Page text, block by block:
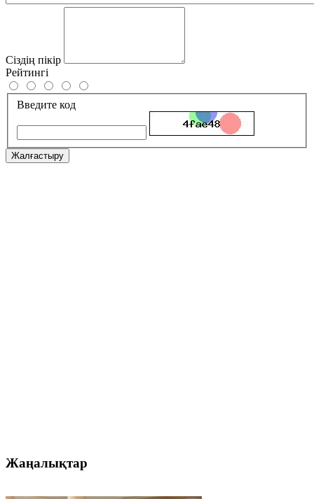
Сіздің пікір
Рейтингі
Введите код
Жалғастыру
Жаңалықтар